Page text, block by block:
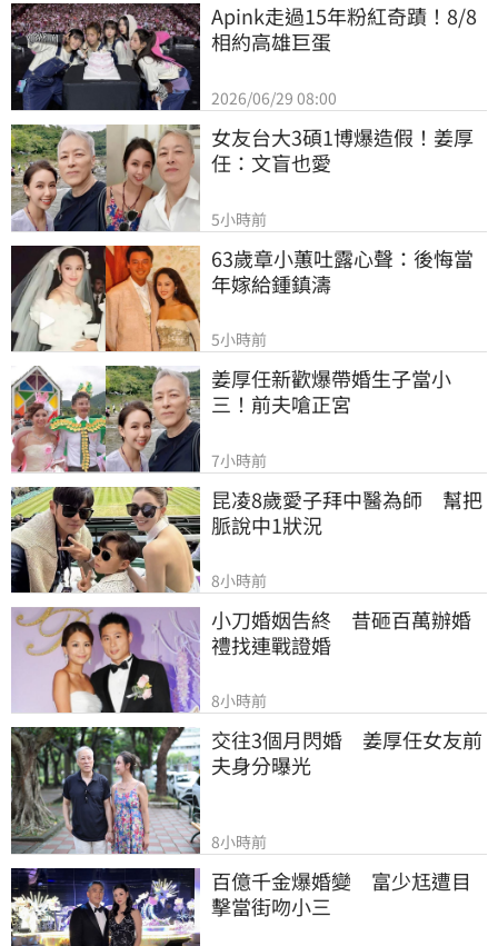
Apink走過15年粉紅奇蹟！8/8
相約高雄巨蛋
2026/06/29 08:00
女友台大3碩1博爆造假！姜厚
任：文盲也愛
5小時前
63歲章小蕙吐露心聲：後悔當
年嫁給鍾鎮濤
5小時前
姜厚任新歡爆帶婚生子當小
三！前夫嗆正宮
7小時前
昆凌8歲愛子拜中醫為師　幫把
脈說中1狀況
8小時前
小刀婚姻告終　昔砸百萬辦婚
禮找連戰證婚
8小時前
交往3個月閃婚　姜厚任女友前
夫身分曝光
8小時前
百億千金爆婚變　富少尪遭目
擊當街吻小三